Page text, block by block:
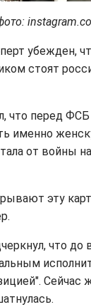
убежден,
стоят
что перед ФСБ
именно
от войны
эту
что до
Сейчас